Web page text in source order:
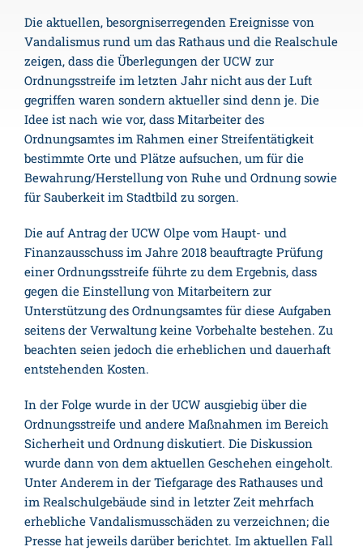
Die aktuellen, besorgniserregenden Ereignisse von
Vandalismus rund um das Rathaus und die Realschule
zeigen, dass die Überlegungen der UCW zur
Ordnungsstreife im letzten Jahr nicht aus der Luft
gegriffen waren sondern aktueller sind denn je. Die
Idee ist nach wie vor, dass Mitarbeiter des
Ordnungsamtes im Rahmen einer Streifentätigkeit
bestimmte Orte und Plätze aufsuchen, um für die
Bewahrung/Herstellung von Ruhe und Ordnung sowie
für Sauberkeit im Stadtbild zu sorgen.
Die auf Antrag der UCW Olpe vom Haupt- und
Finanzausschuss im Jahre 2018 beauftragte Prüfung
einer Ordnungsstreife führte zu dem Ergebnis, dass
gegen die Einstellung von Mitarbeitern zur
Unterstützung des Ordnungsamtes für diese Aufgaben
seitens der Verwaltung keine Vorbehalte bestehen. Zu
beachten seien jedoch die erheblichen und dauerhaft
entstehenden Kosten.
In der Folge wurde in der UCW ausgiebig über die
Ordnungsstreife und andere Maßnahmen im Bereich
Sicherheit und Ordnung diskutiert. Die Diskussion
wurde dann von dem aktuellen Geschehen eingeholt.
Unter Anderem in der Tiefgarage des Rathauses und
im Realschulgebäude sind in letzter Zeit mehrfach
erhebliche Vandalismusschäden zu verzeichnen; die
Presse hat jeweils darüber berichtet. Im aktuellen Fall